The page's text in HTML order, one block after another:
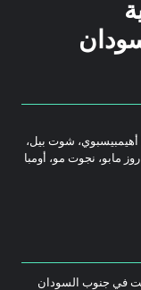
أهيمبيسبوي، شوت بيل،
مابو، نجوت مو، أومبا
في جنوب السودان